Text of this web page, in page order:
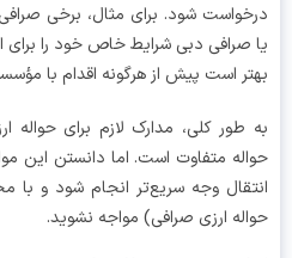
شود. برای مثال، برخی صرافی‌های
دبی شرایط خاص خود را برای ارسال
است پیش از هرگونه اقدام با مؤسسه
کلی، مدارک لازم برای حواله ارزی
متفاوت است. اما دانستن این موارد
وجه سریع‌تر انجام شود و با
ارزی صرافی) مواجه نشوید.